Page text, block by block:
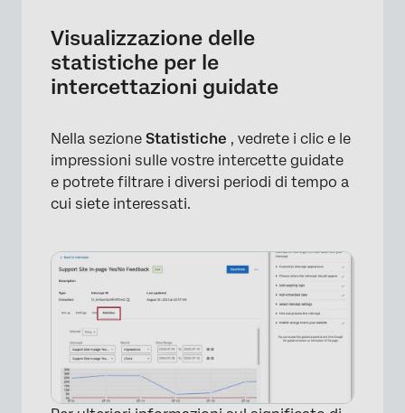
Visualizzazione delle
statistiche per le
intercettazioni guidate
Nella sezione Statistiche , vedrete i clic e le
impressioni sulle vostre intercette guidate
e potrete filtrare i diversi periodi di tempo a
cui siete interessati.